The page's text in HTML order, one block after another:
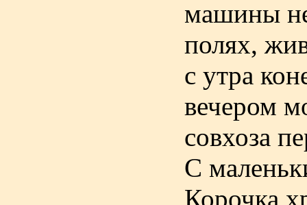
машины
полях,
с утра
вечером
совхоза
С
Корочка